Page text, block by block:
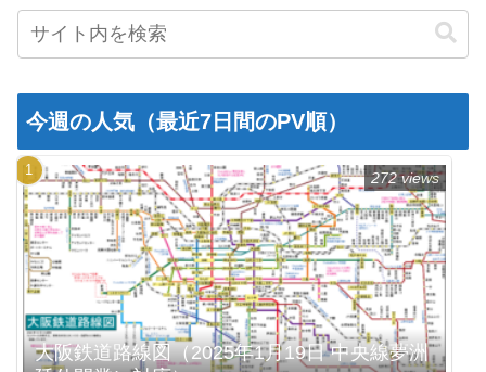
今週の人気（最近7日間のPV順）
大阪鉄道路線図（2025年1月19日 中央線夢洲
272 views